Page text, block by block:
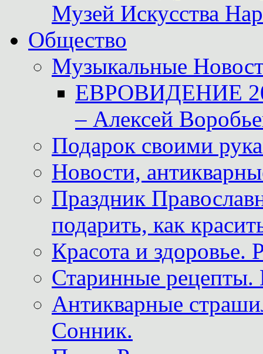
Музей Искусства
Общество
Музыкальные
ЕВРОВИДЕНИЕ
– Алексей
Подарок своими
Новости,
Праздник
подарить, как
Красота и здоровье.
Старинные рецепты.
Антикварные
Сонник.